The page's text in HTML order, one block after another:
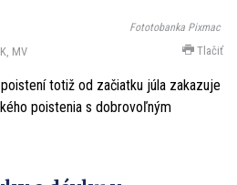
Fototobanka Pixmac
MV Tlačiť
totiž od začiatku júla zakazuje
poistenia s dobrovoľným